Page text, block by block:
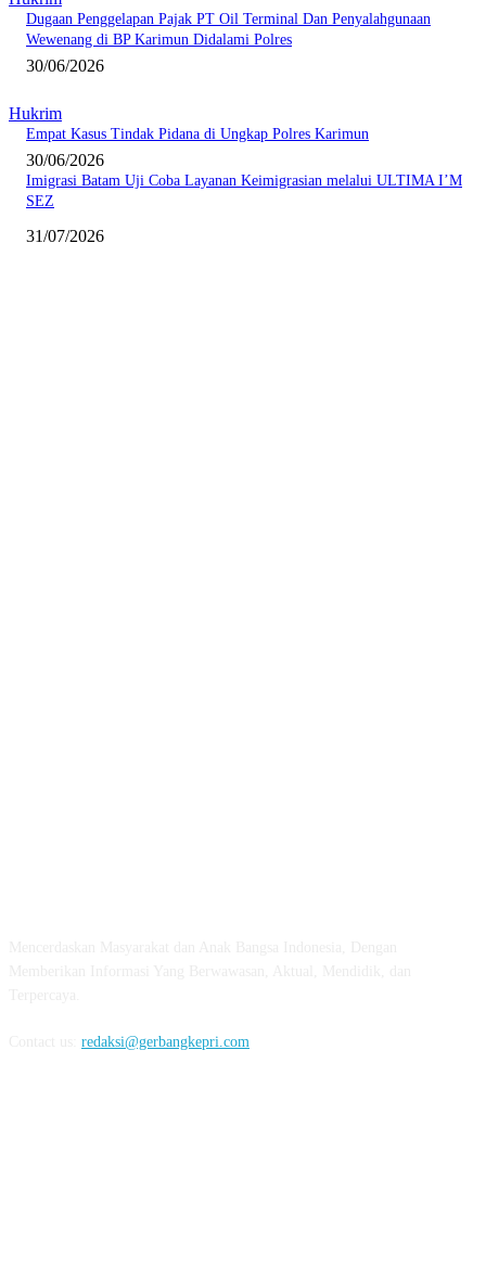
Dugaan Penggelapan Pajak PT Oil Terminal Dan Penyalahgunaan
Wewenang di BP Karimun Didalami Polres
30/06/2026
Hukrim
Empat Kasus Tindak Pidana di Ungkap Polres Karimun
30/06/2026
Imigrasi Batam Uji Coba Layanan Keimigrasian melalui ULTIMA I’M
SEZ
31/07/2026
redaksi@gerbangkepri.com